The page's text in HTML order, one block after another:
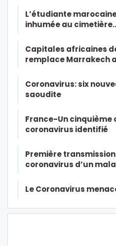
L’étudiante
inhumée au
Capitales africaines
remplace Marrakech
Coronavirus: six
saoudite
France-Un cinquième
coronavirus identifié
Première
coronavirus d’un
Le Coronavirus